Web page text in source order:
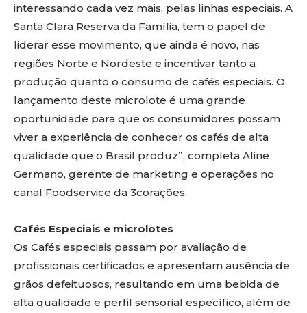
interessando cada vez mais, pelas linhas especiais. A
Santa Clara Reserva da Família, tem o papel de
liderar esse movimento, que ainda é novo, nas
regiões Norte e Nordeste e incentivar tanto a
produção quanto o consumo de cafés especiais. O
lançamento deste microlote é uma grande
oportunidade para que os consumidores possam
viver a experiência de conhecer os cafés de alta
qualidade que o Brasil produz”, completa Aline
Germano, gerente de marketing e operações no
canal Foodservice da 3corações.
Cafés Especiais e microlotes
Os Cafés especiais passam por avaliação de
profissionais certificados e apresentam ausência de
grãos defeituosos, resultando em uma bebida de
alta qualidade e perfil sensorial específico, além de